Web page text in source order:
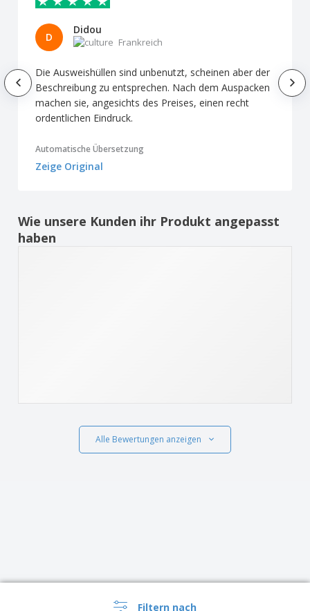
Filtern nach
D
Didou
Frankreich
Die Ausweishüllen sind unbenutzt, scheinen aber der
Beschreibung zu entsprechen. Nach dem Auspacken
machen sie, angesichts des Preises, einen recht
ordentlichen Eindruck.
Automatische Übersetzung
Zeige Original
Wie unsere Kunden ihr Produkt angepasst
haben
Alle Bewertungen anzeigen